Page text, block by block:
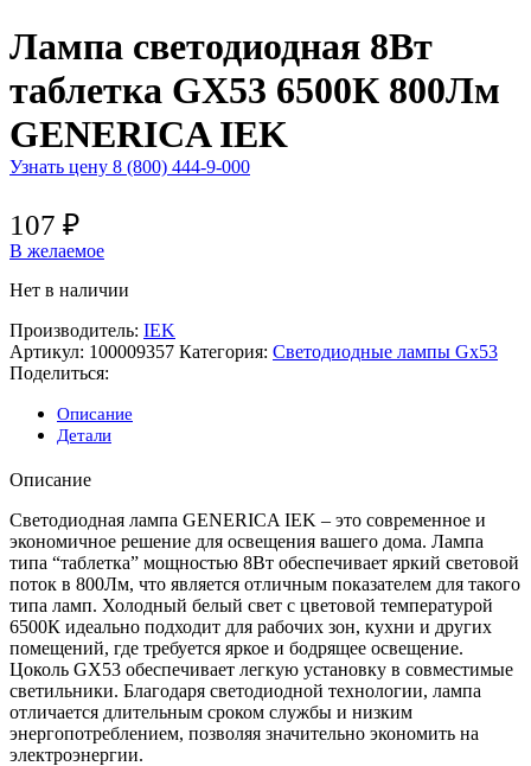
Лампа светодиодная 8Вт
таблетка GX53 6500К 800Лм
GENERICA IEK
Узнать цену 8 (800) 444-9-000
107 ₽
В желаемое
Нет в наличии
Производитель: IEK
Артикул: 100009357 Категория: Светодиодные лампы Gx53
Поделиться:
Описание
Детали
Описание
Светодиодная лампа GENERICA IEK – это современное и
экономичное решение для освещения вашего дома. Лампа
типа “таблетка” мощностью 8Вт обеспечивает яркий световой
поток в 800Лм, что является отличным показателем для такого
типа ламп. Холодный белый свет с цветовой температурой
6500К идеально подходит для рабочих зон, кухни и других
помещений, где требуется яркое и бодрящее освещение.
Цоколь GX53 обеспечивает легкую установку в совместимые
светильники. Благодаря светодиодной технологии, лампа
отличается длительным сроком службы и низким
энергопотреблением, позволяя значительно экономить на
электроэнергии.